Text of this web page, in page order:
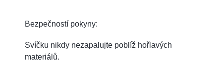
Bezpečností pokyny:
Svíčku nikdy nezapalujte poblíž hořlavých
materiálů.